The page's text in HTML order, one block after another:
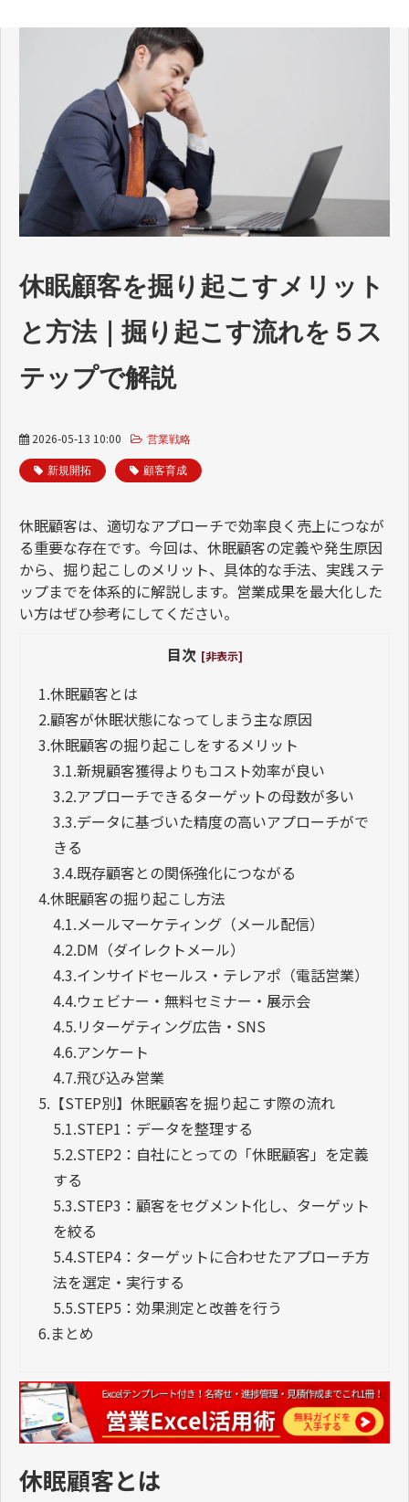
休眠顧客を掘り起こすメリット
と方法｜掘り起こす流れを５ス
テップで解説
2026-05-13 10:00 営業戦略
新規開拓 顧客育成
休眠顧客は、適切なアプローチで効率良く売上につなが
る重要な存在です。今回は、休眠顧客の定義や発生原因
から、掘り起こしのメリット、具体的な手法、実践ステ
ップまでを体系的に解説します。営業成果を最大化した
い方はぜひ参考にしてください。
目次 [非表示]
1.休眠顧客とは
2.顧客が休眠状態になってしまう主な原因
3.休眠顧客の掘り起こしをするメリット
3.1.新規顧客獲得よりもコスト効率が良い
3.2.アプローチできるターゲットの母数が多い
3.3.データに基づいた精度の高いアプローチがで
きる
3.4.既存顧客との関係強化につながる
4.休眠顧客の掘り起こし方法
4.1.メールマーケティング（メール配信）
4.2.DM（ダイレクトメール）
4.3.インサイドセールス・テレアポ（電話営業）
4.4.ウェビナー・無料セミナー・展示会
4.5.リターゲティング広告・SNS
4.6.アンケート
4.7.飛び込み営業
5. 【STEP別】休眠顧客を掘り起こす際の流れ
5.1.STEP1：データを整理する
5.2.STEP2：自社にとっての「休眠顧客」を定義
する
5.3.STEP3：顧客をセグメント化し、ターゲット
を絞る
5.4.STEP4：ターゲットに合わせたアプローチ方
法を選定・実行する
5.5.STEP5：効果測定と改善を行う
6.まとめ
休眠顧客とは